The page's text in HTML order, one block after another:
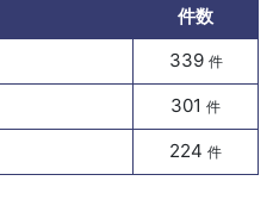
件数
339 件
301 件
224 件